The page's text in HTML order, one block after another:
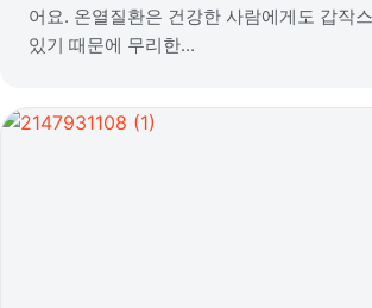
어요. 온열질환은 건강한 사람에게도 갑작
있기 때문에 무리한...